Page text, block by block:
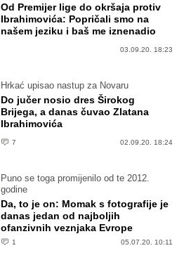
Od Premijer lige do okršaja protiv
Ibrahimovića: Popričali smo na
našem jeziku i baš me iznenadio
03.09.20. 18:23
Hrkać upisao nastup za Novaru
Do jučer nosio dres Širokog
Brijega, a danas čuvao Zlatana
Ibrahimovića
7 02.09.20. 18:24
Puno se toga promijenilo od te 2012.
godine
Da, to je on: Momak s fotografije je
danas jedan od najboljih
ofanzivnih veznjaka Evrope
1 05.07.20. 10:11